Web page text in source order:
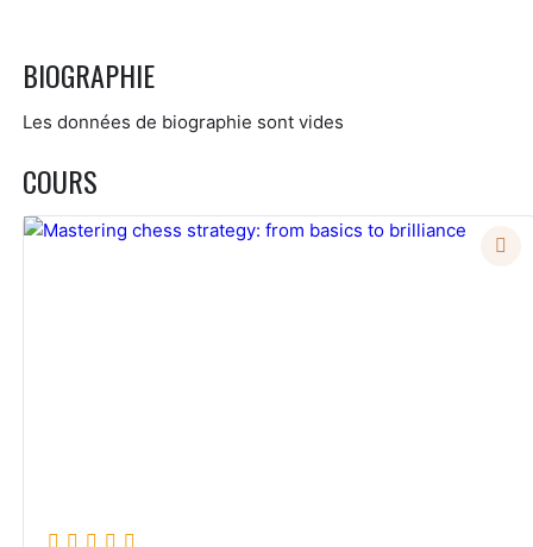
BIOGRAPHIE
Les données de biographie sont vides
COURS